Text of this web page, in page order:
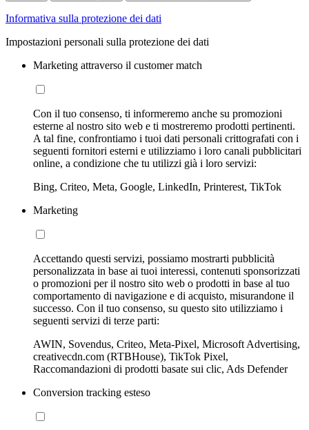
Informativa sulla protezione dei dati
Impostazioni personali sulla protezione dei dati
Marketing attraverso il customer match
Con il tuo consenso, ti informeremo anche su promozioni
esterne al nostro sito web e ti mostreremo prodotti pertinenti.
A tal fine, confrontiamo i tuoi dati personali crittografati con i
seguenti fornitori esterni e utilizziamo i loro canali pubblicitari
online, a condizione che tu utilizzi già i loro servizi:
Bing, Criteo, Meta, Google, LinkedIn, Printerest, TikTok
Marketing
Accettando questi servizi, possiamo mostrarti pubblicità
personalizzata in base ai tuoi interessi, contenuti sponsorizzati
o promozioni per il nostro sito web o prodotti in base al tuo
comportamento di navigazione e di acquisto, misurandone il
successo. Con il tuo consenso, su questo sito utilizziamo i
seguenti servizi di terze parti:
AWIN, Sovendus, Criteo, Meta-Pixel, Microsoft Advertising,
creativecdn.com (RTBHouse), TikTok Pixel,
Raccomandazioni di prodotti basate sui clic, Ads Defender
Conversion tracking esteso